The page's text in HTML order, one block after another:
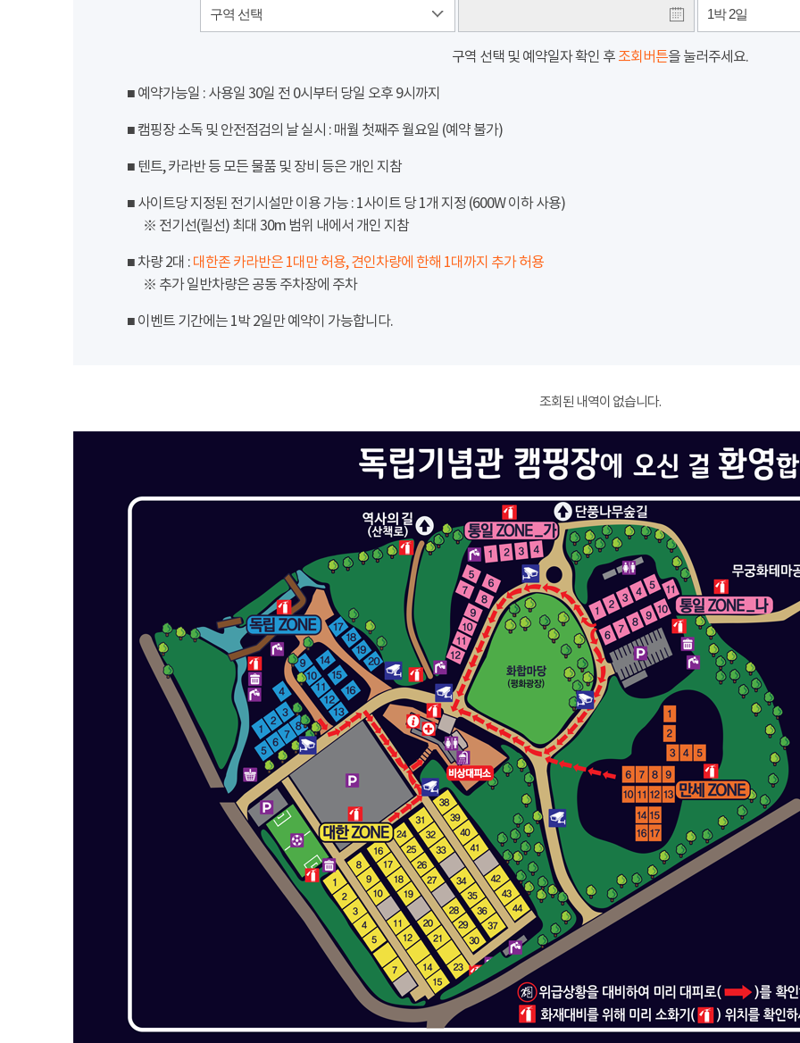
구역 선택 1박 2일
구역 선택 및 예약일자 확인 후 조회버튼을 눌러주세요.
■ 예약가능일 : 사용일 30일 전 0시부터 당일 오후 9시까지
■ 캠핑장 소독 및 안전점검의 날 실시 : 매월 첫째주 월요일 (예약 불가)
■ 텐트, 카라반 등 모든 물품 및 장비 등은 개인 지참
■ 사이트당 지정된 전기시설만 이용 가능 : 1사이트 당 1개 지정 (600W 이하 사용)
※ 전기선(릴선) 최대 30m 범위 내에서 개인 지참
■ 차량 2대 : 대한존 카라반은 1대만 허용, 견인차량에 한해 1대까지 추가 허용
※ 추가 일반차량은 공동 주차장에 주차
■ 이벤트 기간에는 1박 2일만 예약이 가능합니다.
조회된 내역이 없습니다.